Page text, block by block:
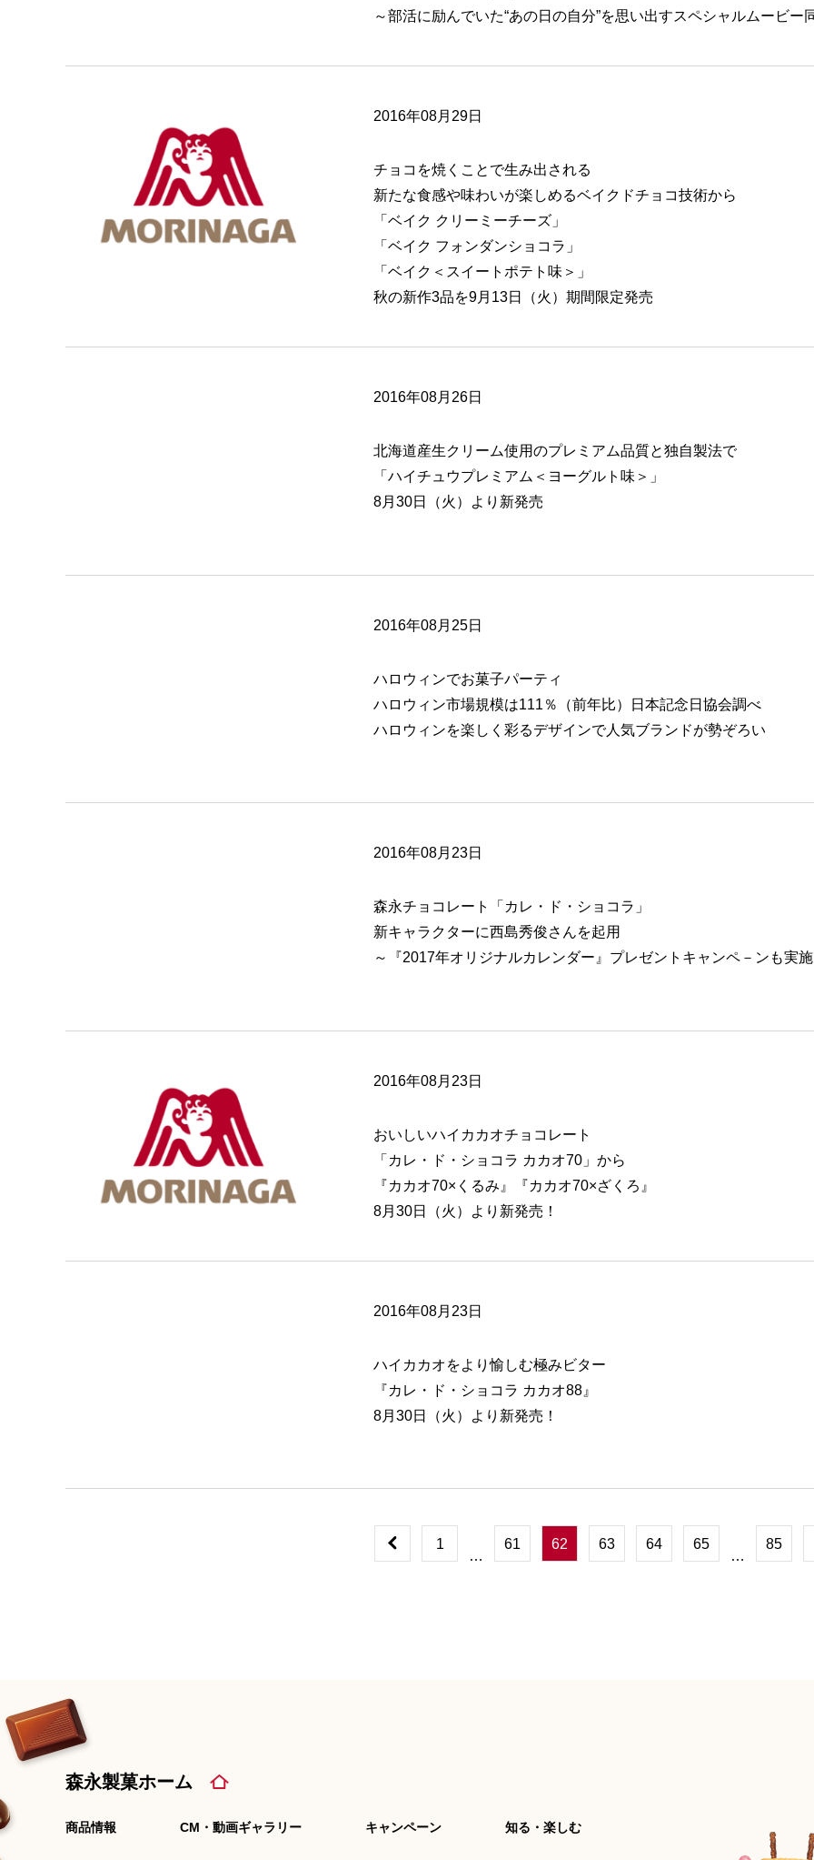
～部活に励んでいた“あの日の自分”を思い出すスペシャルムービー
2016年08月29日
チョコを焼くことで生み出される
新たな食感や味わいが楽しめるベイクドチョコ技術から
「ベイク クリーミーチーズ」
「ベイク フォンダンショコラ」
「ベイク＜スイートポテト味＞」
秋の新作3品を9月13日（火）期間限定発売
2016年08月26日
北海道産生クリーム使用のプレミアム品質と独自製法で
「ハイチュウプレミアム＜ヨーグルト味＞」
8月30日（火）より新発売
2016年08月25日
ハロウィンでお菓子パーティ
ハロウィン市場規模は111％（前年比）日本記念日協会調べ
ハロウィンを楽しく彩るデザインで人気ブランドが勢ぞろい
2016年08月23日
森永チョコレート「カレ・ド・ショコラ」
新キャラクターに西島秀俊さんを起用
～『2017年オリジナルカレンダー』プレゼントキャンペ－ンも実
2016年08月23日
おいしいハイカカオチョコレート
「カレ・ド・ショコラ カカオ70」から
『カカオ70×くるみ』『カカオ70×ざくろ』
8月30日（火）より新発売！
2016年08月23日
ハイカカオをより愉しむ極みビター
『カレ・ド・ショコラ カカオ88』
8月30日（火）より新発売！
1
…
61 62 63 64 65
…
85
森永製菓ホーム
商品情報 CM・動画ギャラリー キャンペーン 知る・楽しむ